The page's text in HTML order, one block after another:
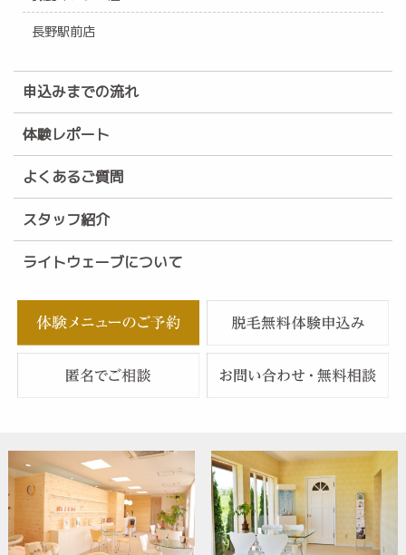
長野駅前店
申込みまでの流れ
体験レポート
よくあるご質問
スタッフ紹介
ライトウェーブについて